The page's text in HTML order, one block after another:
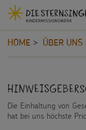
Seiteninhalt
Zur
Zur
MENU
Vorlagen,
Sternsinger-
PROJEKTE
befinden
HOME ÜBER UNS
Die Einhaltung von
hat bei uns höchste